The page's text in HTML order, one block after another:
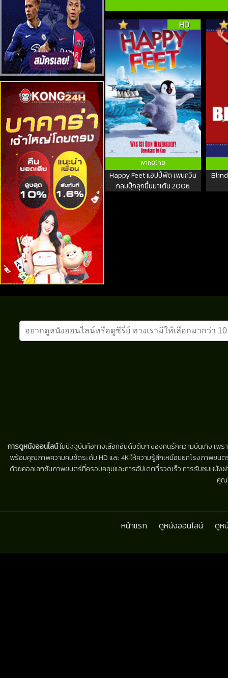
HD
พากย์ไทย
Happy Feet แฮปปี้ฟีต เพนกวิน
กลมปุ๊กลุกขึ้นมาเต้น 2006
การดูหนังออนไลน์ในปัจจุบันคือทางเลือกอันดับต้นๆ ของคนรักความบันเทิง เพร
พร้อมคุณภาพความคมชัดระดับ HD และ 4K ให้ความรู้สึกเหมือนยกโรงภาพยน
ด้วยคอลเลกชันภาพยนตร์ที่ครอบคลุมและการอัปเดตที่รวดเร็ว การรับชมหนัง
คุณ
หน้าแรก ดูหนังออนไลน์ ดูห